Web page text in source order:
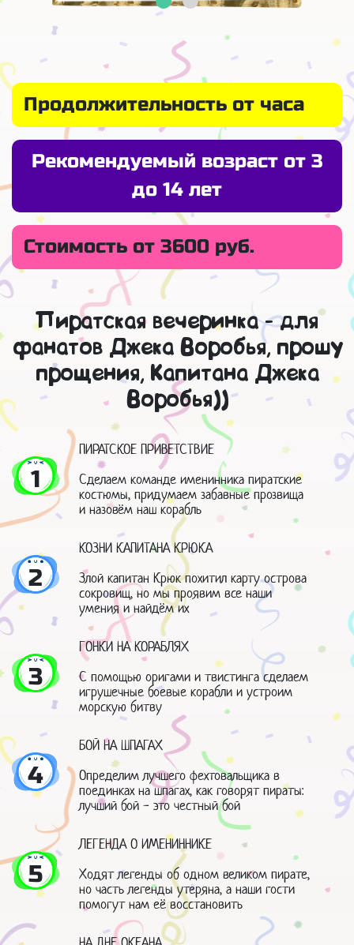
Продолжительность от часа
Рекомендуемый возраст от 3
до 14 лет
Стоимость от 3600 руб.
Пиратская вечеринка - для
фанатов Джека Воробья, прошу
прощения, Капитана Джека
Воробья))
1
ПИРАТСКОЕ ПРИВЕТСТВИЕ
Сделаем команде именинника пиратские
костюмы, придумаем забавные прозвища
и назовём наш корабль
2
КОЗНИ КАПИТАНА КРЮКА
Злой капитан Крюк похитил карту острова
сокровищ, но мы проявим все наши
умения и найдём их
3
ГОНКИ НА КОРАБЛЯХ
С помощью оригами и твистинга сделаем
игрушечные боевые корабли и устроим
морскую битву
4
БОЙ НА ШПАГАХ
Определим лучшего фехтовальщика в
поединках на шпагах, как говорят пираты:
лучший бой - это честный бой
5
ЛЕГЕНДА О ИМЕНИННИКЕ
Ходят легенды об одном великом пирате,
но часть легенды утеряна, а наши гости
помогут нам её восстановить